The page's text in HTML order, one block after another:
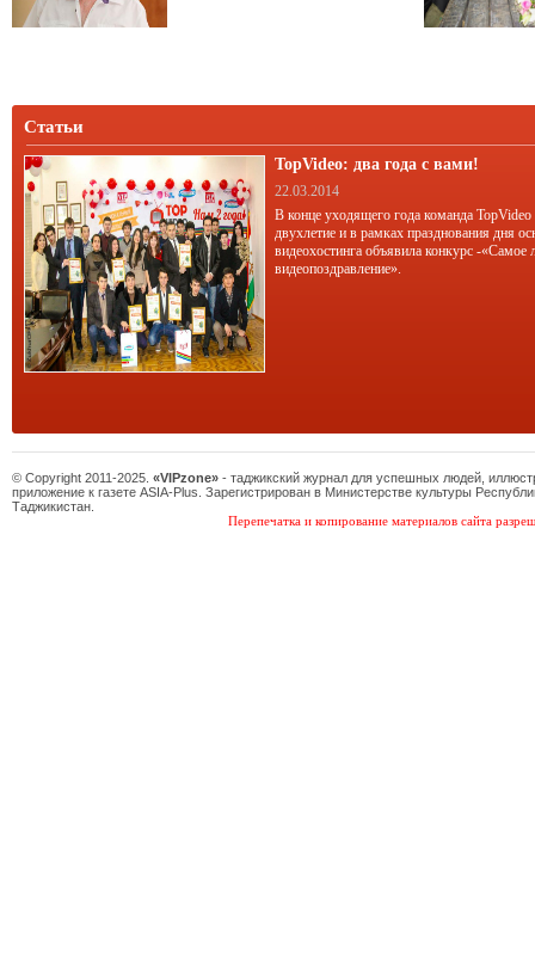
Статьи
TopVideo: два года с вами!
22.03.2014
В конце уходящего года команда TopVideo
двухлетие и в рамках празднования дня
видеохостинга объявила конкурс -«Самое
видеопоздравление».
© Copyright 2011-2025. «VIPzone» - таджикский журнал для успешных людей,
приложение к газете ASIA-Plus. Зарегистрирован в Министерстве культуры
Таджикистан.
Перепечатка и копирование материалов сайта